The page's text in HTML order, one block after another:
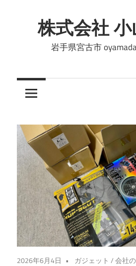
へ
ッ
プ
株式会社 小
岩手県宮古市
2026年6月4日 ガジェット /会社